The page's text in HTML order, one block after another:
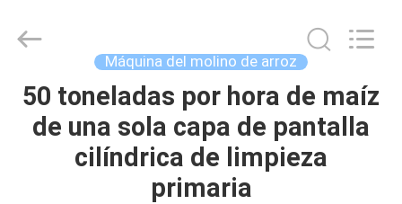
HOGAR
PRODUCTOS
TECHNOLOGY
Rights
Reserved.
Máquina del molino de arroz
50 toneladas por hora de maíz
de una sola capa de pantalla
cilíndrica de limpieza
primaria